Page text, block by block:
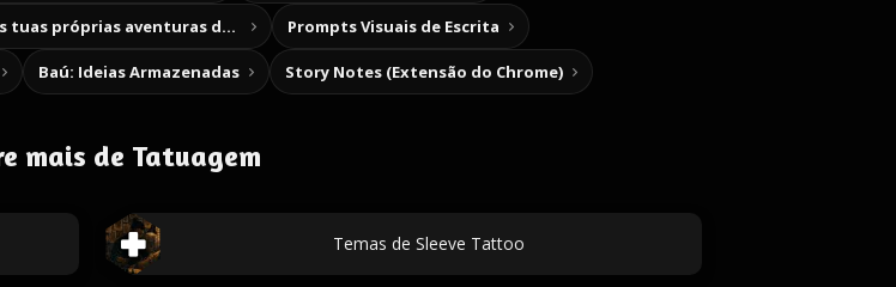
Cria as tuas próprias aventuras de escolha Prompts Visuais de Escrita
Baú: Ideias Armazenadas Story Notes (Extensão do Chrome)
mais de Tatuagem
Temas de Sleeve Tattoo